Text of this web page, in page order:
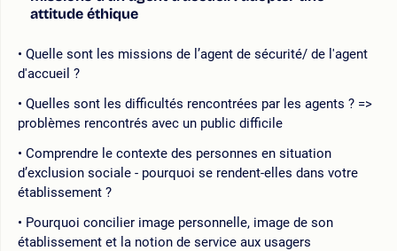
attitude éthique
Quelle sont les missions de l’agent de sécurité/ de l'agent
d'accueil ?
Quelles sont les difficultés rencontrées par les agents ? =>
problèmes rencontrés avec un public difficile
Comprendre le contexte des personnes en situation
d’exclusion sociale - pourquoi se rendent-elles dans votre
établissement ?
Pourquoi concilier image personnelle, image de son
établissement et la notion de service aux usagers